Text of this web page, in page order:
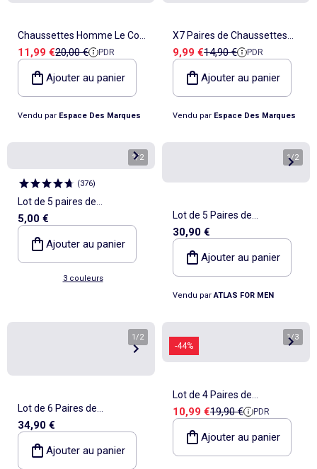
Chaussettes Homme Le Coq
Sportif
Prix de vente
11,99 €Prix de référence
20,00 € PDR
Ajouter au panier
Vendu par Espace Des Marques
X7 Paires de Chaussettes
Homme Airness
Prix de vente
9,99 €Prix de référence
14,90 € PDR
Ajouter au panier
Vendu par Espace Des Marques
1/2
(376)
Lot de 5 paires de
chaussettes
5,00 €
Ajouter au panier
3 couleurs
1/2
Lot de 5 Paires de
Chaussettes Sport - ATLAS
FOR MEN
30,90 €
Ajouter au panier
Vendu par ATLAS FOR MEN
1 /2
Lot de 6 Paires de
Chaussettes Sport Atlas For
Men - ATLAS FOR MEN
34,90 €
Ajouter au panier
-44%
1/3
Lot de 4 Paires de
Socquettes Sport - ATLAS
FOR MEN
Prix de vente
10,99 €Prix de référence
19,90 € PDR
Ajouter au panier